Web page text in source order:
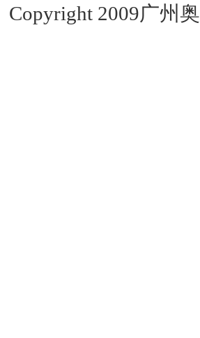
Copyright 2009广州